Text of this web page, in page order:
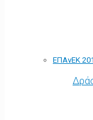
ΕΠΑνΕΚ